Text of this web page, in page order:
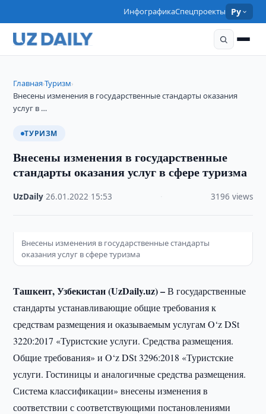
ИнфографикаСпецпроекты Ру
Главная›Туризм›
Внесены изменения в государственные стандарты оказания
услуг в …
ТУРИЗМ
Внесены изменения в государственные
стандарты оказания услуг в сфере туризма
UzDaily ·26.01.2022 15:53 3196 views
Внесены изменения в государственные стандарты
оказания услуг в сфере туризма
Ташкент, Узбекистан (UzDaily.uz) –В государственные
стандарты устанавливающие общие требования к
средствам размещения и оказываемым услугам O‘z DSt
3220:2017 «Туристские услуги. Средства размещения.
Общие требования» и O‘z DSt 3296:2018 «Туристские
услуги. Гостиницы и аналогичные средства размещения.
Система классификации» внесены изменения в
соответствии с соответствующими постановлениями